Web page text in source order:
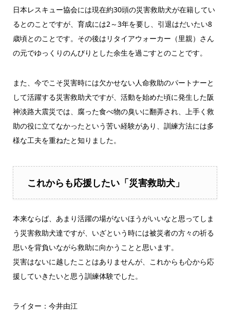
日本レスキュー協会には現在約30頭の災害救助犬が在籍してい
るとのことですが、育成には2～3年を要し、引退はだいたい8
歳頃とのことです。その後はリタイアウォーカー（里親）さん
の元でゆっくりのんびりとした余生を過ごすとのことです。
また、今でこそ災害時には欠かせない人命救助のパートナーと
して活躍する災害救助犬ですが、活動を始めた頃に発生した阪
神淡路大震災では、腐った食べ物の臭いに翻弄され、上手く救
助の役に立てなかったという苦い経験があり、訓練方法には多
様な工夫を重ねたと知りました。
これからも応援したい「災害救助犬」
本来ならば、あまり活躍の場がないほうがいいなと思ってしま
う災害救助犬達ですが、いざという時には被災者の方々の祈る
思いを背負いながら救助に向かうことと思います。
災害はないに越したことはありませんが、これからも心から応
援していきたいと思う訓練体験でした。
ライター：今井由江